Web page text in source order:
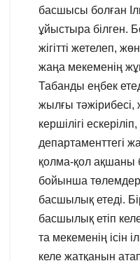
басшысы болған
ұйыстыра білген.
жігітті жетелеп,
жаңа мекеменің
Табанды еңбек
жылғы
кершілігі
департаменттегі
қолма-қол ақшаны
бойынша
басшылық етеді.
басшылық етіп
та мекеменің ісін
келе жатқанын атап